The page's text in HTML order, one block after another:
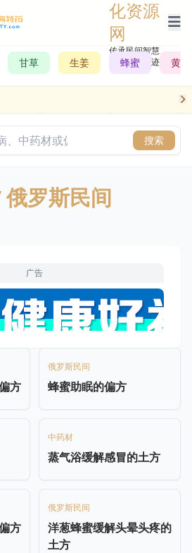
化资源
网
传承民间智慧，
记录历史轨迹
甘草 生姜 蜂蜜 黄芪
搜索
俄罗斯民间
广告
方
俄罗斯民间
蜂蜜助眠的偏方
中药材
蒸气浴缓解感冒的土方
方
俄罗斯民间
洋葱蜂蜜缓解头晕头疼的
土方